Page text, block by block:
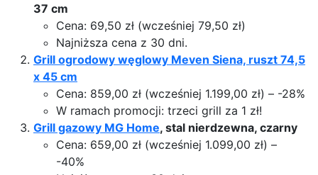
37 cm
Cena: 69,50 zł (wcześniej 79,50 zł)
Najniższa cena z 30 dni.
Grill ogrodowy węglowy Meven Siena, ruszt 74,5
x 45 cm
Cena: 859,00 zł (wcześniej 1.199,00 zł) – -28%
W ramach promocji: trzeci grill za 1 zł!
Grill gazowy MG Home, stal nierdzewna, czarny
Cena: 659,00 zł (wcześniej 1.099,00 zł) –
-40%